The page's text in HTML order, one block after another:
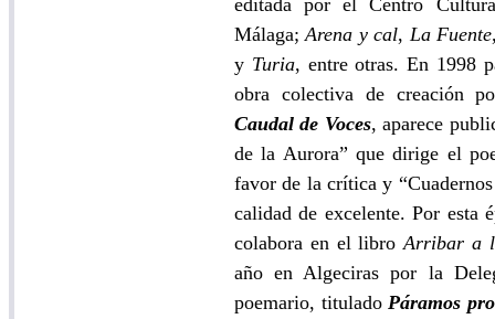
editada por el Centro
Málaga;Arena y cal, La Fuente
y Turia, entre otras. En 1998
obra colectiva de creación
Caudal de Voces, aparece
de la Aurora” que dirige el
favor de la crítica y
calidad de excelente. Por esta
colabora en el libroArribar a
año en Algeciras por la
poemario, tituladoPáramos